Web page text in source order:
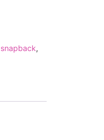
snapback,